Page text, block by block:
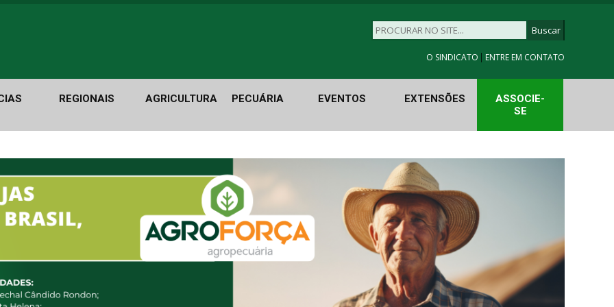
O SINDICATO | ENTRE EM CONTATO
REGIONAIS AGRICULTURA PECUÁRIA EVENTOS EXTENSÕES
ASSOCIE-
SE